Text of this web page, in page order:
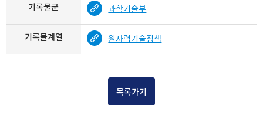
기록물군 과학기술부
기록물계열 원자력기술정책
목록가기